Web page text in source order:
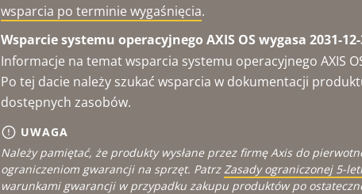
wsparcia po terminie wygaśnięcia.
Wsparcie systemu operacyjnego AXIS OS wygasa 2031-
Informacje na temat wsparcia systemu operacyjnego AXIS
Po tej dacie należy szukać wsparcia w dokumentacji
dostępnych zasobów.
UWAGA
Należy pamiętać, że produkty wysłane przez firmę Axis do
ograniczeniom gwarancji na sprzęt. PatrzZasady ograniczonej 5-
warunkami gwarancji w przypadku zakupu produktów po